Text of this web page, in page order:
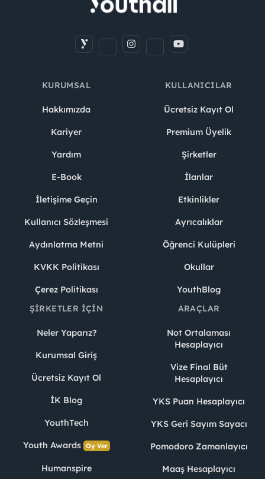
KURUMSAL
Hakkımızda
Kariyer
Yardım
E-Book
İletişime Geçin
Kullanıcı Sözleşmesi
Aydınlatma Metni
KVKK Politikası
Çerez Politikası
KULLANICILAR
Ücretsiz Kayıt Ol
Premium Üyelik
Şirketler
İlanlar
Etkinlikler
Ayrıcalıklar
Öğrenci Kulüpleri
Okullar
YouthBlog
ŞIRKETLER İÇIN
Neler Yaparız?
Kurumsal Giriş
Ücretsiz Kayıt Ol
İK Blog
YouthTech
Youth Awards Oy Ver
Humanspire
ARAÇLAR
Not Ortalaması
Hesaplayıcı
Vize Final Büt
Hesaplayıcı
YKS Puan Hesaplayıcı
YKS Geri Sayım Sayacı
Pomodoro Zamanlayıcı
Maaş Hesaplayıcı